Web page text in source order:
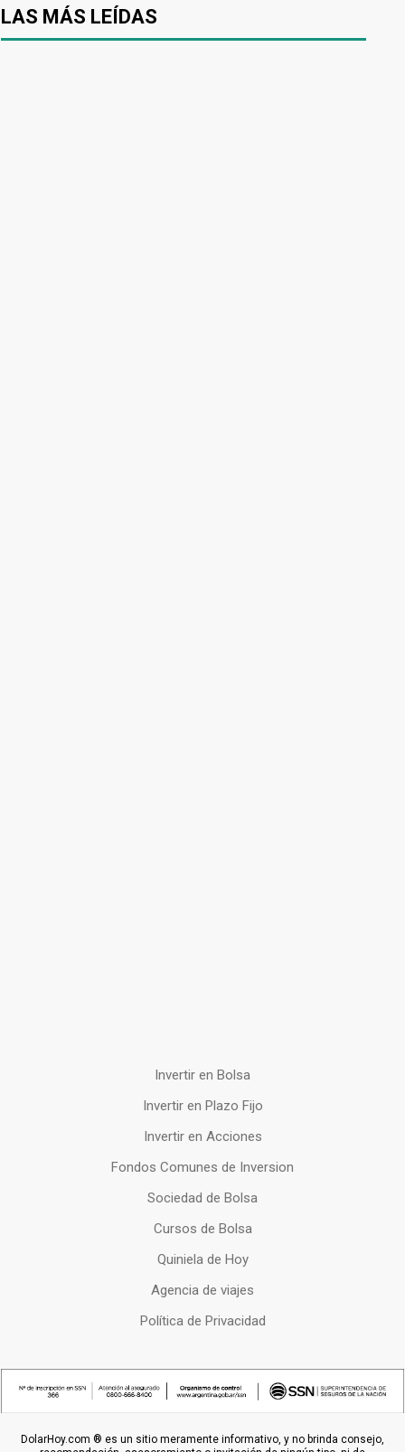
LAS MÁS LEÍDAS
Invertir en Bolsa
Invertir en Plazo Fijo
Invertir en Acciones
Fondos Comunes de Inversion
Sociedad de Bolsa
Cursos de Bolsa
Quiniela de Hoy
Agencia de viajes
Política de Privacidad
DolarHoy.com ® es un sitio meramente informativo, y no brinda consejo,